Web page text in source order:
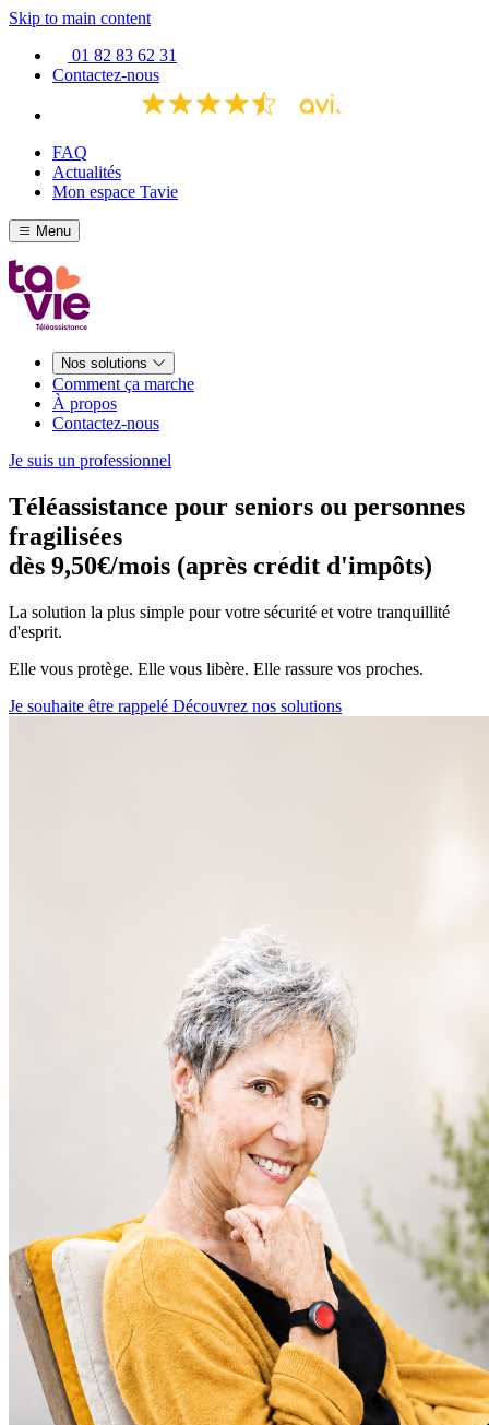
Skip to main content
01 82 83 62 31
Contactez-nous
FAQ
Actualités
Mon espace Tavie
Menu
Nos solutions
Comment ça marche
À propos
Contactez-nous
Je suis un professionnel
Téléassistance pour seniors ou personnes
fragilisées
dès 9,50€/mois (après crédit d'impôts)
La solution la plus simple pour votre sécurité et votre tranquillité
d'esprit.
Elle vous protège. Elle vous libère. Elle rassure vos proches.
Je souhaite être rappelé Découvrez nos solutions